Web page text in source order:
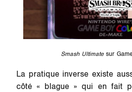
Smash Ultimate sur
La pratique inverse existe
côté « blague » qui en fait